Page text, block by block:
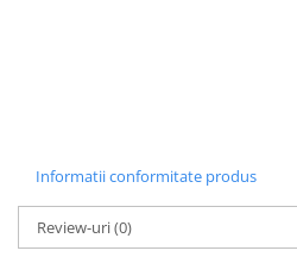
Informatii conformitate produs
Review-uri(0)